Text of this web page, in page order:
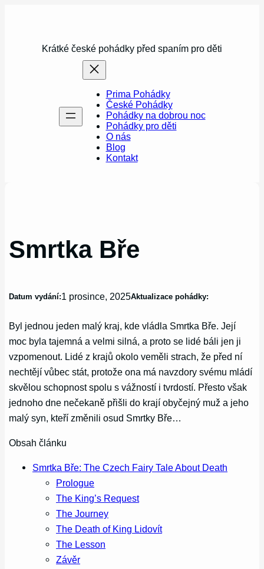
Krátké české pohádky před spaním pro děti
Prima Pohádky
České Pohádky
Pohádky na dobrou noc
Pohádky pro děti
O nás
Blog
Kontakt
Smrtka Bře
Datum vydání:1 prosince, 2025Aktualizace pohádky:
Byl jednou jeden malý kraj, kde vládla Smrtka Bře. Její
moc byla tajemná a velmi silná, a proto se lidé báli jen ji
vzpomenout. Lidé z krajů okolo veměli strach, že před ní
nechtějí vůbec stát, protože ona má navzdory svému mládí
skvělou schopnost spolu s vážností i tvrdostí. Přesto však
jednoho dne nečekaně přišli do krají obyčejný muž a jeho
malý syn, kteří změnili osud Smrtky Bře…
Obsah článku
Smrtka Bře: The Czech Fairy Tale About Death
Prologue
The King’s Request
The Journey
The Death of King Lidovít
The Lesson
Závěr